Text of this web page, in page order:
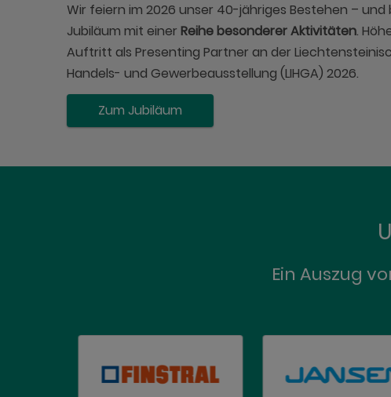
Wir feiern im 2026 unser 40-jähriges Bestehen – und
Jubiläum mit einer Reihe besonderer Aktivitäten.
Auftritt als Presenting Partner an der
Handels- und Gewerbeausstellung (LIHGA) 2026.
Zum Jubiläum
Ein Auszug